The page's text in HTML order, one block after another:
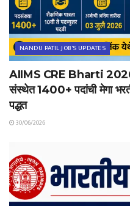
NANDU PATIL JOB'S UPDATES
AIIMS CRE Bharti 2026:
संस्थेत 1400+ पदांची मेगा भरती
पद्धत
30/06/2026